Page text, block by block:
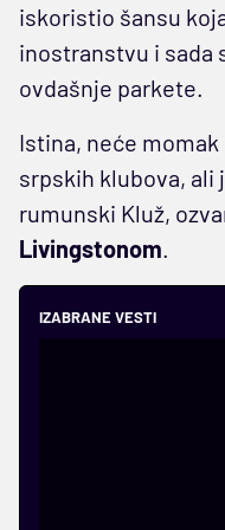
iskoristio šansu
inostranstvu i sada
ovdašnje parkete.
Istina, neće momak
srpskih klubova, ali
rumunski Kluž,
Livingstonom.
IZABRANE VESTI